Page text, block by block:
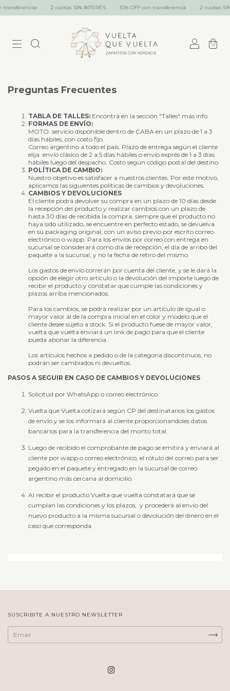
transferencia 2 cuotas SIN INTERÉS 10% OFF con transferencia 2 cuotas SIN
0
Preguntas Frecuentes
TABLA DE TALLES: Encontrá en la sección "Talles" más info.
FORMAS DE ENVÍO:
MOTO: servicio disponible dentro de CABA en un plazo de 1 a 3
días hábiles, con costo fijo.
Correo argentino a todo el país. Plazo de entrega según el cliente
elija envío clásico de 2 a 5 días hábiles o envío exprés de 1 a 3 días
hábiles luego del despacho. Costo según código postal del destino.
POLÍTICA DE CAMBIO:
Nuestro objetivo es satisfacer a nuestros clientes. Por este motivo,
aplicamos las siguientes políticas de cambios y devoluciones.
CAMBIOS Y DEVOLUCIONES
El cliente podrá devolver su compra en un plazo de 10 días desde
la recepción del producto y realizar cambios con un plazo de
hasta 30 días de recibida la compra, siempre que el producto no
haya sido utilizado, se encuentre en perfecto estado, se devuelva
en su packaging original, con un aviso previo por escrito correo
electrónico o wapp. Para los envíos por correo con entrega en
sucursal se considerará como día de recepción, el día de arribo del
paquete a la sucursal, y no la fecha de retiro del mismo.
Los gastos de envío correrán por cuenta del cliente, y se le dará la
opción de elegir otro artículo o la devolución del importe luego de
recibir el producto y constatar que cumple las condiciones y
plazos arriba mencionados.
Para los cambios, se podrá realizar por un artículo de igual o
mayor valor al de la compra inicial en el color y modelo que el
cliente desee sujeto a stock. Si el producto fuese de mayor valor,
vuelta que vuelta enviará un link de pago para que el cliente
pueda abonar la diferencia.
Los artículos hechos a pedido o de la categoria discontinuos, no
podrán ser cambiados ni devueltos.
PASOS A SEGUIR EN CASO DE CAMBIOS Y DEVOLUCIONES
Solicitud por WhatsApp o correo electrónico.
Vuelta que Vuelta cotizará según CP del destinatarios los gastos
de envío y se los informará al cliente proporcionandoles datos
bancarios para la transferencia del monto total.
Luego de recibido el comprobante de pago se emitirá y enviará al
cliente por wapp o correo electrónico, el rótulo del correo para ser
pegado en el paquete y entregado en la sucursal de correo
argentino más cercana al domicilio.
Al recibir el producto Vuelta que vuelta constatará que se
cumplan las condiciones y los plazos, y procederá al envío del
nuevo producto a la misma sucursal o devolución del dinero en el
caso que corresponda.
SUSCRIBITE A NUESTRO NEWSLETTER